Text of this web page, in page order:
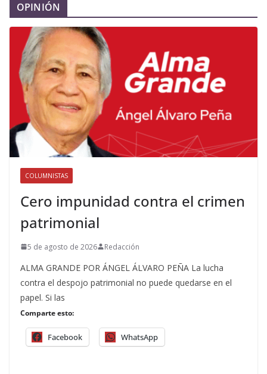
OPINIÓN
COLUMNISTAS
Cero impunidad contra el crimen
patrimonial
5 de agosto de 2026 Redacción
ALMA GRANDE POR ÁNGEL ÁLVARO PEÑA La lucha
contra el despojo patrimonial no puede quedarse en el
papel. Si las
Comparte esto:
Facebook WhatsApp